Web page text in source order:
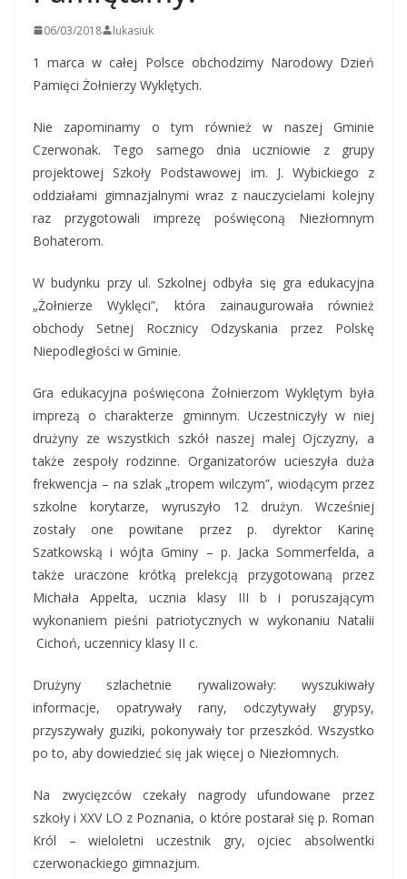
06/03/2018 lukasiuk
1 marca w całej Polsce obchodzimy Narodowy Dzień
Pamięci Żołnierzy Wyklętych.
Nie zapominamy o tym również w naszej Gminie
Czerwonak. Tego samego dnia uczniowie z grupy
projektowej Szkoły Podstawowej im. J. Wybickiego z
oddziałami gimnazjalnymi wraz z nauczycielami kolejny
raz przygotowali imprezę poświęconą Niezłomnym
Bohaterom.
W budynku przy ul. Szkolnej odbyła się gra edukacyjna
„Żołnierze Wyklęci”, która zainaugurowała również
obchody Setnej Rocznicy Odzyskania przez Polskę
Niepodległości w Gminie.
Gra edukacyjna poświęcona Żołnierzom Wyklętym była
imprezą o charakterze gminnym. Uczestniczyły w niej
drużyny ze wszystkich szkół naszej malej Ojczyzny, a
także zespoły rodzinne. Organizatorów ucieszyła duża
frekwencja – na szlak „tropem wilczym”, wiodącym przez
szkolne korytarze, wyruszyło 12 drużyn. Wcześniej
zostały one powitane przez p. dyrektor Karinę
Szatkowską i wójta Gminy – p. Jacka Sommerfelda, a
także uraczone krótką prelekcją przygotowaną przez
Michała Appelta, ucznia klasy III b i poruszającym
wykonaniem pieśni patriotycznych w wykonaniu Natalii
Cichoń, uczennicy klasy II c.
Drużyny szlachetnie rywalizowały: wyszukiwały
informacje, opatrywały rany, odczytywały grypsy,
przyszywały guziki, pokonywały tor przeszkód. Wszystko
po to, aby dowiedzieć się jak więcej o Niezłomnych.
Na zwycięzców czekały nagrody ufundowane przez
szkoły i XXV LO z Poznania, o które postarał się p. Roman
Król – wieloletni uczestnik gry, ojciec absolwentki
czerwonackiego gimnazjum.